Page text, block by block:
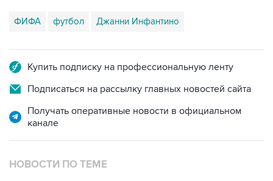
ФИФА футбол Джанни Инфантино
Купить подписку на профессиональную ленту
Подписаться на рассылку главных новостей сайта
Получать оперативные новости в официальном
канале
НОВОСТИ ПО ТЕМЕ